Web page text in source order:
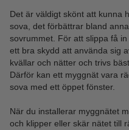
Det är väldigt skönt att kunna
sova, det förbättrar bland
sovrummet. För att slippa få
ett bra skydd att använda sig
kvällar och nätter och trivs
Därför kan ett myggnät vara
sova med ett öppet fönster.
När du installerar myggnätet
och klipper eller skär nätet till